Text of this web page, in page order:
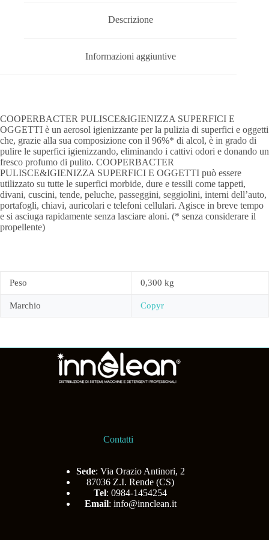
Descrizione
Informazioni aggiuntive
COOPERBACTER PULISCE&IGIENIZZA SUPERFICI E
OGGETTI è un aerosol igienizzante per la pulizia di superfici e oggetti
che, grazie alla sua composizione con il 96%* di alcol, è in grado di
pulire le superfici igienizzando, eliminando i cattivi odori e donando un
fresco profumo di pulito. COOPERBACTER
PULISCE&IGIENIZZA SUPERFICI E OGGETTI può essere
utilizzato su tutte le superfici morbide, dure e tessili come tappeti,
divani, cuscini, tende, peluche, passeggini, seggiolini, interni dell’auto,
portafogli, chiavi, auricolari e telefoni cellulari. Agisce in breve tempo
e si asciuga rapidamente senza lasciare aloni. (* senza considerare il
propellente)
Peso 0,300 kg
Marchio Copyr
Contatti
Sede: Via Orazio Antinori, 2
87036 Z.I. Rende (CS)
Tel: 0984-1454254
Email: info@innclean.it